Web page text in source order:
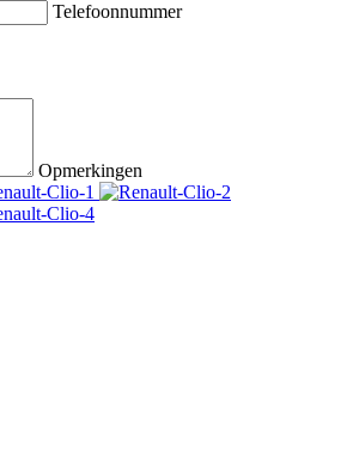
Telefoonnummer
Opmerkingen